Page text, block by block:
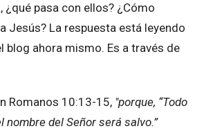
¿qué pasa con ellos? ¿Cómo
Jesús? La respuesta está leyendo
blog ahora mismo. Es a través de
Romanos 10:13-15, "porque, “Todo
nombre del Señor será salvo.”